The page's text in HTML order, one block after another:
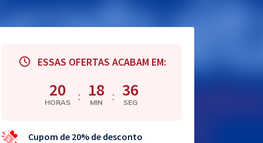
ESSAS OFERTAS ACABAM EM:
20
HORAS : 18
MIN : 35
SEG
Cupom de 20% de desconto